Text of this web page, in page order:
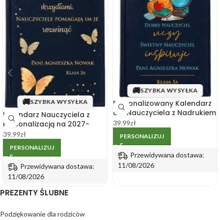
🚚SZYBKA WYSYŁKA
Kalendarz Nauczyciela z
Personalizacją na 2027-
Elegancki Personalizowany
39.99zł
PERSONALIZUJ
Przewidywana dostawa:
11/08/2026
🚚SZYBKA WYSYŁKA
Personalizowany Kalendarz
dla Nauczyciela z Nadrukiem
na 2027 – Elegancki Prezent
39.99zł
PERSONALIZUJ
Przewidywana dostawa:
11/08/2026
PREZENTY ŚLUBNE
Podziękowanie dla rodziców